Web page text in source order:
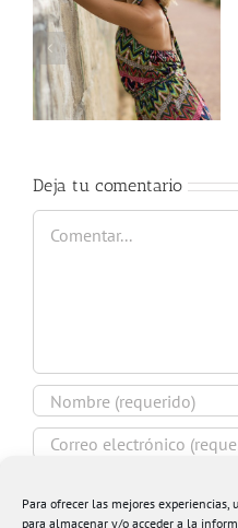
Para ofrecer las mejores
para almacenar y/o acceder a la
Love Marsala
Deja tu comentario
Comentar